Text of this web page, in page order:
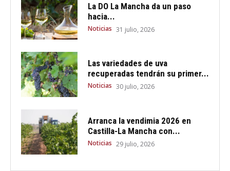
La DO La Mancha da un paso
hacia...
Noticias 31 julio, 2026
Las variedades de uva
recuperadas tendrán su primer...
Noticias 30 julio, 2026
Arranca la vendimia 2026 en
Castilla-La Mancha con...
Noticias 29 julio, 2026